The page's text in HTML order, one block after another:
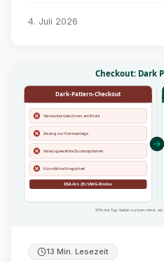
4. Juli 2026
Checkout: Dark
Dark-Pattern-Checkout
Versteckte Gebühren am Ende
Zwang zur Kontoanlage
Vorausgewählte Zusatzoptionen
Künstliche Knappheit
DSA Art. 25 / UWG-Risiko
97% der Top-Seiten nutzen mind. ein
13 Min. Lesezeit